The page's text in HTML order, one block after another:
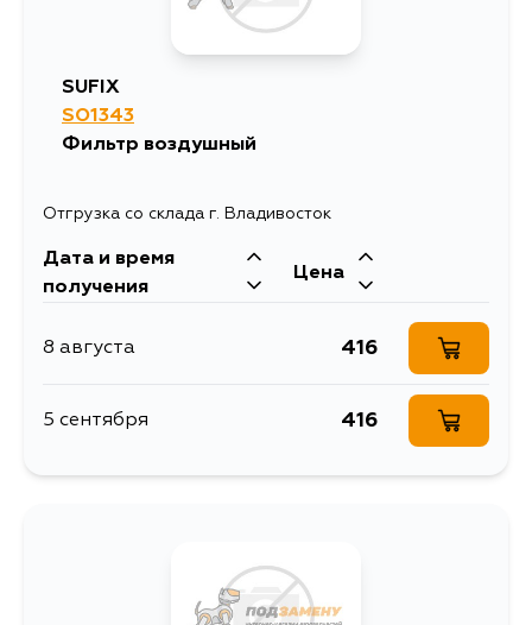
SUFIX
SO1343
Фильтр воздушный
Отгрузка со склада г. Владивосток
Дата и время
получения
Цена
8 августа 416
5 сентября 416